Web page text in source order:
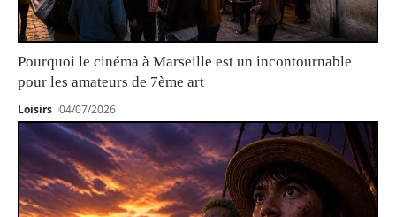
Pourquoi le cinéma à Marseille est un incontournable
pour les amateurs de 7ème art
Loisirs 04/07/2026